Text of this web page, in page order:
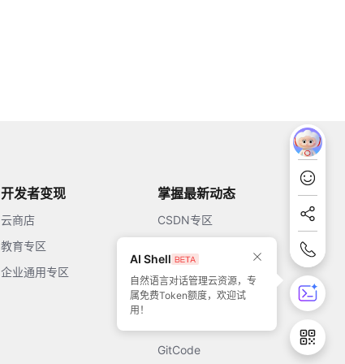
开发者变现
云商店
教育专区
企业通用专区
掌握最新动态
CSDN专区
51CTO
GitCode
AI Shell
自然语言对话管理云资源，专
属免费Token额度，欢迎试
用！